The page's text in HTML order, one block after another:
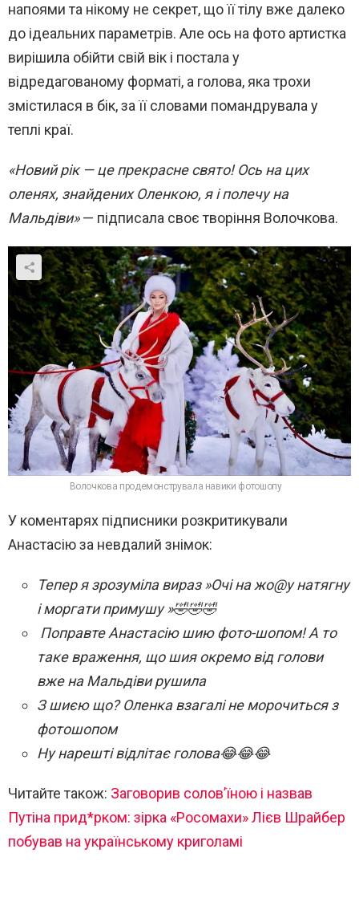
напоями та нікому не секрет, що її тілу вже далеко
до ідеальних параметрів. Але ось на фото артистка
вирішила обійти свій вік і постала у
відредагованому форматі, а голова, яка трохи
змістилася в бік, за її словами помандрувала у
теплі краї.
«Новий рік — це прекрасне свято! Ось на цих
оленях, знайдених Оленкою, я і полечу на
Мальдіви»— підписала своє творіння Волочкова.
Волочкова продемонструвала навики фотошопу
У коментарях підписники розкритикували
Анастасію за невдалий знімок:
Тепер я зрозуміла вираз »Очі на жо@у натягну
і моргати примушу »🤣🤣🤣
Поправте Анастасію шию фото-шопом! А то
таке враження, що шия окремо від голови
вже на Мальдіви рушила
З шиєю що? Оленка взагалі не морочиться з
фотошопом
Ну нарешті відлітає голова😂😂😂
Читайте також: Заговорив солов’їною і назвав
Путіна прид*рком: зірка «Росомахи» Лієв Шрайбер
побував на українському криголамі